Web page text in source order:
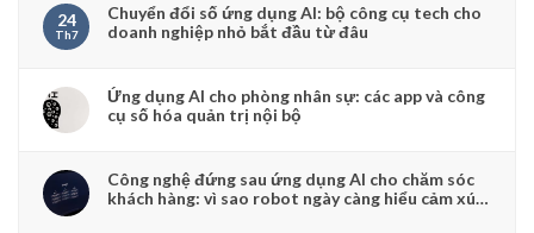
24
Th7
Chuyển đổi số ứng dụng AI: bộ công cụ tech cho
doanh nghiệp nhỏ bắt đầu từ đâu
Ứng dụng AI cho phòng nhân sự: các app và công
cụ số hóa quản trị nội bộ
Công nghệ đứng sau ứng dụng AI cho chăm sóc
khách hàng: vì sao robot ngày càng hiểu cảm xúc